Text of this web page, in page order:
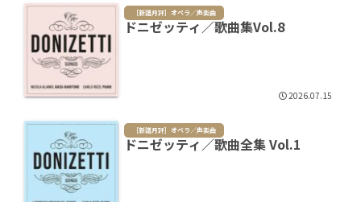
［新譜月評］オペラ／声楽曲
ドニゼッティ／歌曲集Vol.8
2026.07.15
［新譜月評］オペラ／声楽曲
ドニゼッティ／歌曲全集 Vol.1